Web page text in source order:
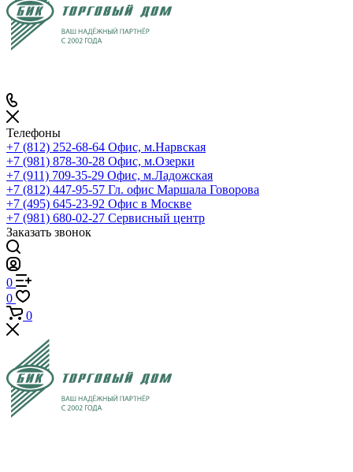
Телефоны
+7 (812) 252-68-64 Офис, м.Нарвская
+7 (981) 878-30-28 Офис, м.Озерки
+7 (911) 709-35-29 Офис, м.Ладожская
+7 (812) 447-95-57 Гл. офис Маршала Говорова
+7 (495) 645-23-92 Офис в Москве
+7 (981) 680-02-27 Сервисный центр
Заказать звонок
0
0
0